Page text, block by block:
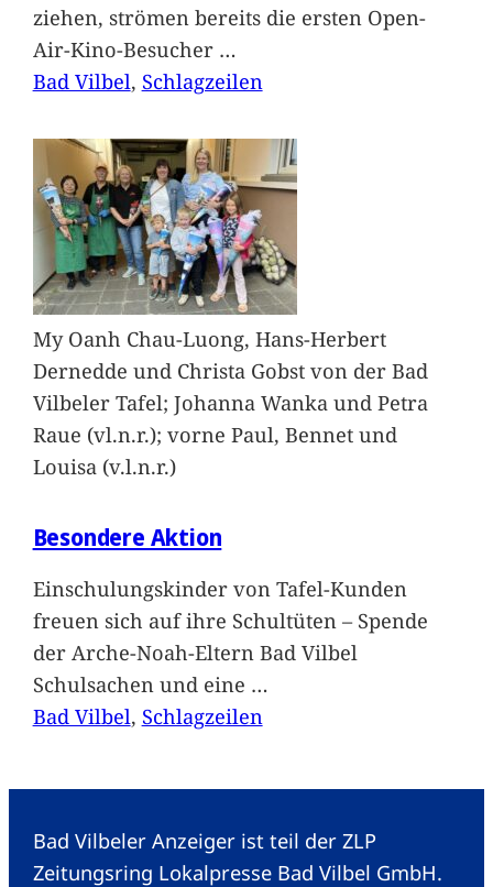
ziehen, strömen bereits die ersten Open-
Air-Kino-Besucher …
Bad Vilbel, Schlagzeilen
My Oanh Chau-Luong, Hans-Herbert
Dernedde und Christa Gobst von der Bad
Vilbeler Tafel; Johanna Wanka und Petra
Raue (vl.n.r.); vorne Paul, Bennet und
Louisa (v.l.n.r.)
Besondere Aktion
Einschulungskinder von Tafel-Kunden
freuen sich auf ihre Schultüten – Spende
der Arche-Noah-Eltern Bad Vilbel
Schulsachen und eine …
Bad Vilbel, Schlagzeilen
Bad Vilbeler Anzeiger ist teil der ZLP
Zeitungsring Lokalpresse Bad Vilbel GmbH.